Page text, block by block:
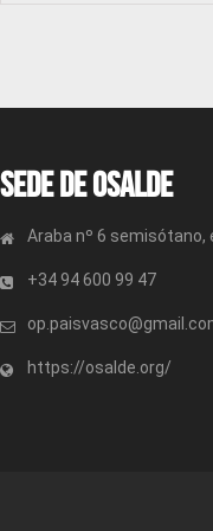
Sede de OSALDE
Araba nº 6 semisótano,
+34 94 600 99 47
https://osalde.org/